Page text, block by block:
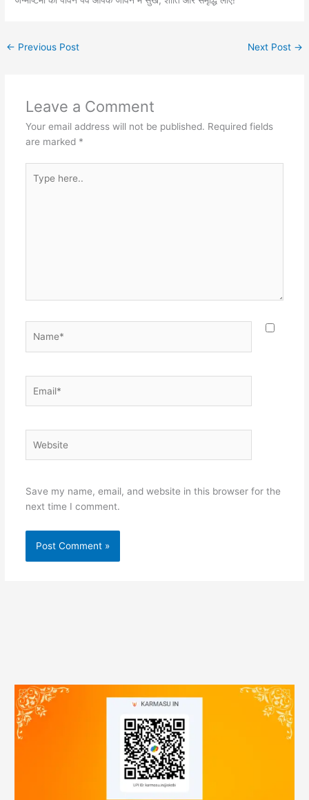
← Previous Post Next Post →
Leave a Comment
Your email address will not be published. Required fields
are marked *
here..
Save my name, email, and website in this browser for the
next time I comment.